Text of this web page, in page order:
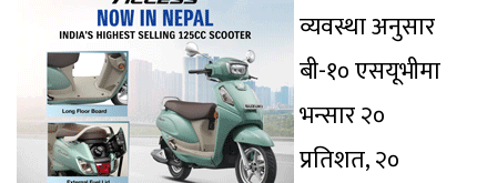
व्यवस्था अनुसार
बी-१० एसयूभीमा
भन्सार २०
प्रतिशत, २०